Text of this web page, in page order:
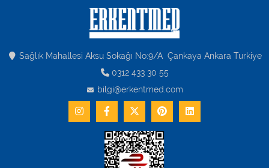
Sağlık Mahallesi Aksu Sokağı No:9/A Çankaya Ankara Turkiye
0312 433 30 55
bilgi@erkentmed.com